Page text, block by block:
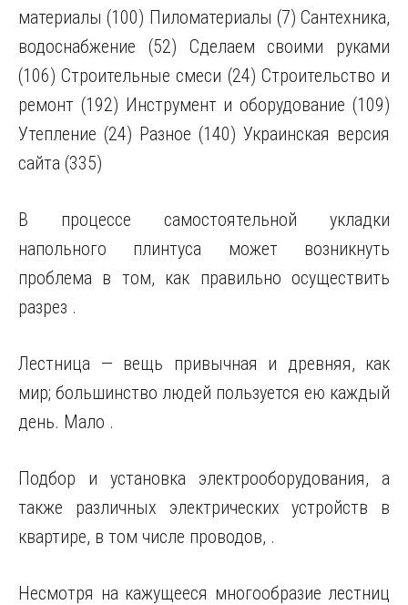
материалы (100) Пиломатериалы (7) Сантехника,
водоснабжение (52) Сделаем своими руками
(106) Строительные смеси (24) Строительство и
ремонт (192) Инструмент и оборудование (109)
Утепление (24) Разное (140) Украинская версия
сайта (335)
В процессе самостоятельной укладки
напольного плинтуса может возникнуть
проблема в том, как правильно осуществить
разрез .
Лестница — вещь привычная и древняя, как
мир; большинство людей пользуется ею каждый
день. Мало .
Подбор и установка электрооборудования, а
также различных электрических устройств в
квартире, в том числе проводов, .
Несмотря на кажущееся многообразие лестниц